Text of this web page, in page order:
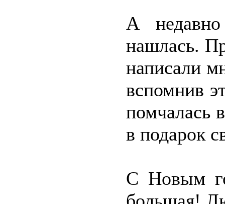
А
нашлась.
написали
вспомнив
помчалась
в подарок
С Новым